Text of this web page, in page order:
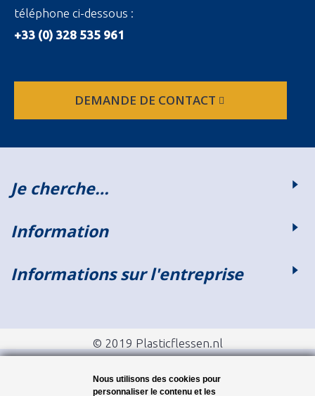
téléphone ci-dessous :
+33 (0) 328 535 961
DEMANDE DE CONTACT
Je cherche…
Information
Informations sur l'entreprise
© 2019 Plasticflessen.nl
Nous utilisons des cookies pour
personnaliser le contenu et les